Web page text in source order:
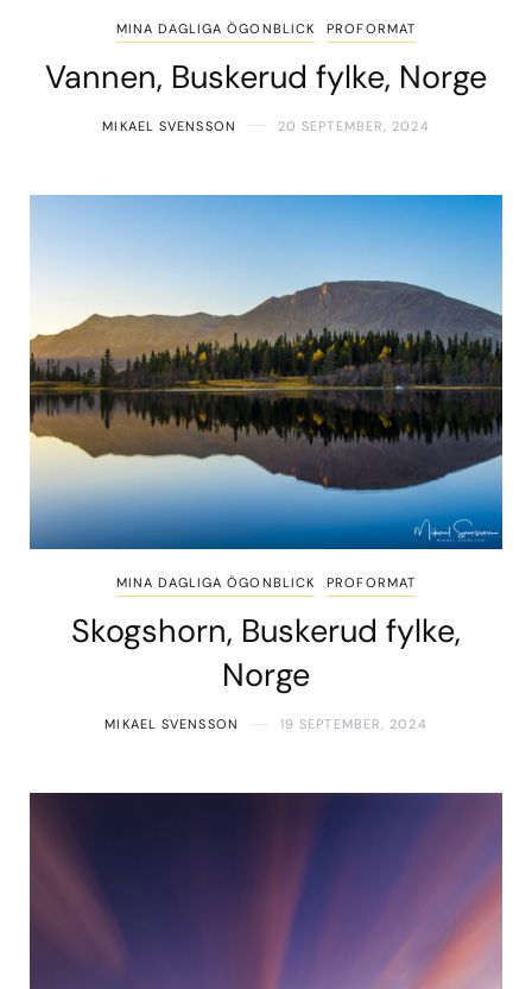
MINA DAGLIGA ÖGONBLICK PROFORMAT
Vannen, Buskerud fylke, Norge
MIKAEL SVENSSON 20 SEPTEMBER, 2024
MINA DAGLIGA ÖGONBLICK PROFORMAT
Skogshorn, Buskerud fylke,
Norge
MIKAEL SVENSSON 19 SEPTEMBER, 2024